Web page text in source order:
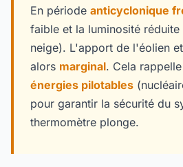
En période anticyclonique
faible et la luminosité
neige). L'apport de l'éolien
alors marginal. Cela
énergies pilotables
pour garantir la sécurité du
thermomètre plonge.